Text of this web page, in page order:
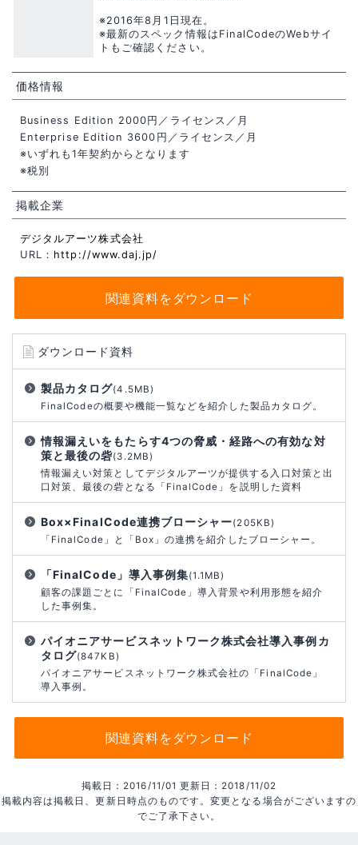
※2016年8月1日現在。
※最新のスペック情報はFinalCodeのWebサイ
トもご確認ください。
価格情報
Business Edition 2000円／ライセンス／月
Enterprise Edition 3600円／ライセンス／月
※いずれも1年契約からとなります
※税別
掲載企業
デジタルアーツ株式会社
URL： http://www.daj.jp/
関連資料をダウンロード
ダウンロード資料
製品カタログ(4.5MB)
FinalCodeの概要や機能一覧などを紹介した製品カタログ。
情報漏えいをもたらす4つの脅威・経路への有効な対
策と最後の砦(3.2MB)
情報漏えい対策としてデジタルアーツが提供する入口対策と出
口対策、最後の砦となる「FinalCode」を説明した資料
Box×FinalCode連携ブローシャー(205KB)
「FinalCode」と「Box」の連携を紹介したブローシャー。
「FinalCode」導入事例集(1.1MB)
顧客の課題ごとに「FinalCode」導入背景や利用形態を紹介
した事例集。
パイオニアサービスネットワーク株式会社導入事例カ
タログ(847KB)
パイオニアサービスネットワーク株式会社の「FinalCode」
導入事例。
関連資料をダウンロード
掲載日：2016/11/01 更新日：2018/11/02
掲載内容は掲載日、更新日時点のものです。変更となる場合がございますの
でご了承下さい。